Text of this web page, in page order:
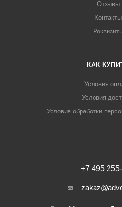
Отзывы
Контакты
КАК
Условия
Условия
Условия обработки
+7 495